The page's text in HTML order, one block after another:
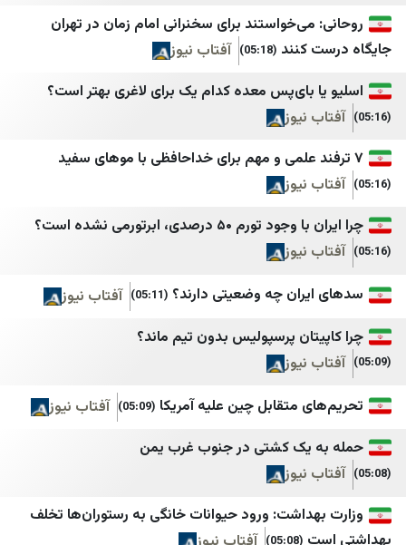
المركزية
أجواء برس
الصدارة نيوز
جنوبية
قلم سياسي
وردنا
لبنان اليوم
mdm نيوز
IranWire
Iran Herald
Iran Times
ANA
IRANA
Hürriyet
Ajansı
NTV
SOLTV
Yeni Şafak
يمن ديلي نيوز
برای سخنرانی امام زمان در تهران
کنند (05:18)
آفتاب نیوز
بای‌پس معده کدام یک برای لاغری بهتر است؟
نیوز
نیوز
۵۰ درصدی، ابرتورمی نشده است؟
نیوز
چه وضعیتی دارند؟ (05:11)
آفتاب نیوز
پرسپولیس بدون تیم ماند؟
نیوز
متقابل چین علیه آمریکا (05:09)
آفتاب نیوز
یک کشتی در جنوب غرب یمن
نیوز
ورود حیوانات خانگی به رستوران‌ها تخلف
(05:08)